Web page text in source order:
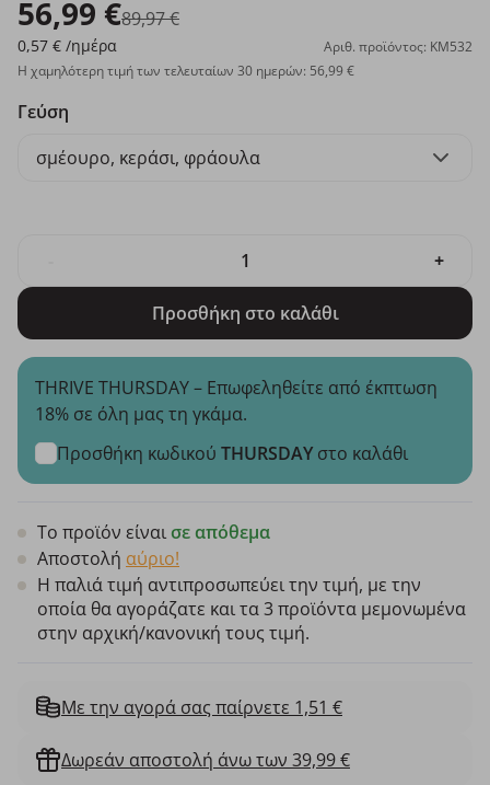
56,99 €89,97 €
0,57 € /ημέρα
Αριθ. προϊόντος: KM532
Η χαμηλότερη τιμή των τελευταίων 30 ημερών: 56,99 €
Γεύση
σμέουρο, κεράσι, φράουλα
+
Προσθήκη στο καλάθι
THRIVE THURSDAY – Επωφεληθείτε από έκπτωση
18% σε όλη μας τη γκάμα.
Προσθήκη κωδικού THURSDAY στο καλάθι
Το προϊόν είναι σε απόθεμα
Αποστολή αύριο!
Η παλιά τιμή αντιπροσωπεύει την τιμή, με την
οποία θα αγοράζατε και τα 3 προϊόντα μεμονωμένα
στην αρχική/κανονική τους τιμή.
Με την αγορά σας παίρνετε 1,51 €
Δωρεάν αποστολή άνω των 39,99 €